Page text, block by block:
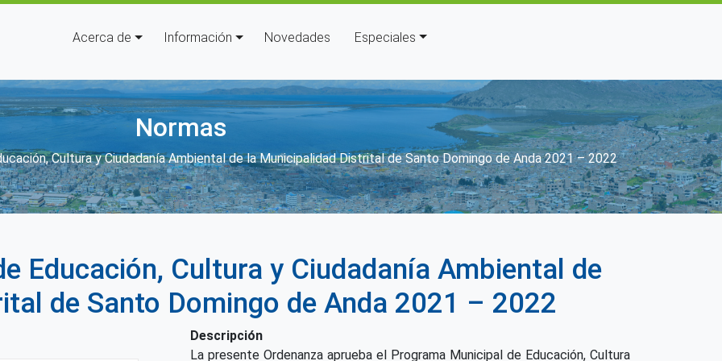
Navegación principal
Acerca de Información Novedades Especiales
Normas
ayuda a la navegación
Cultura y Ciudadanía Ambiental de la Municipalidad Distrital de Santo Domingo de Anda 2021 – 2022
Educación, Cultura y Ciudadanía Ambiental de
de Santo Domingo de Anda 2021 – 2022
Descripción
La presente Ordenanza aprueba el Programa Municipal de Educación, Cultura